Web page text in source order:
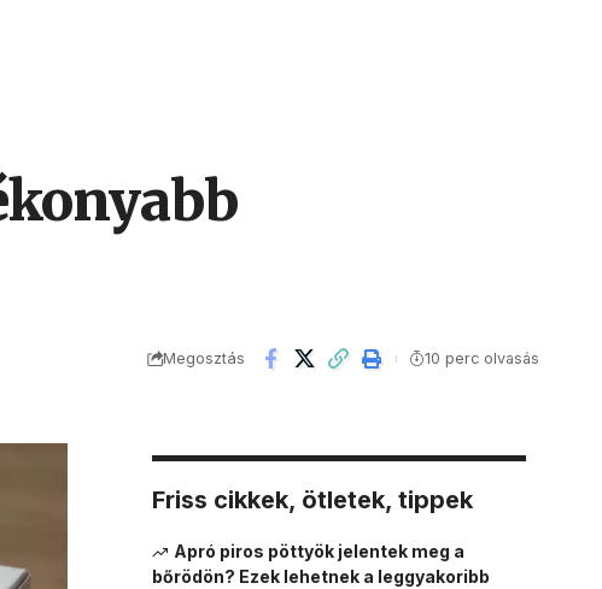
Megosztás 10 perc olvasás
Friss cikkek, ötletek, tippek
Apró piros pöttyök jelentek meg a
bőrödön? Ezek lehetnek a leggyakoribb